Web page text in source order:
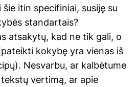
šie itin specifiniai, susiję su
standartais?
atsakytų, kad ne tik gali, o
kokybę yra vienas iš
Nesvarbu, ar kalbėtume
vertimą, ar apie